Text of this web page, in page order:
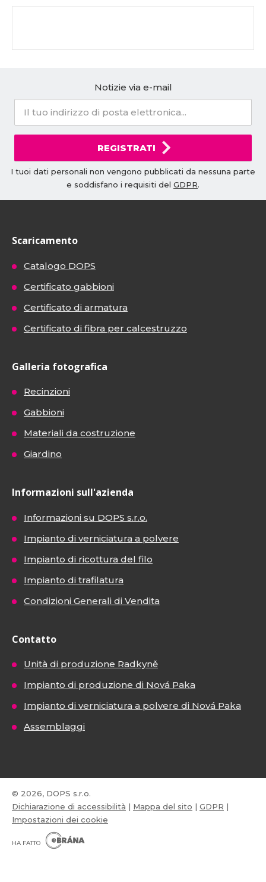
Notizie via e-mail
REGISTRATI
I tuoi dati personali non vengono pubblicati da nessuna parte
e soddisfano i requisiti del GDPR.
Scaricamento
Catalogo DOPS
Certificato gabbioni
Certificato di armatura
Certificato di fibra per calcestruzzo
Galleria fotografica
Recinzioni
Gabbioni
Materiali da costruzione
Giardino
Informazioni sull'azienda
Informazioni su DOPS s.r.o.
Impianto di verniciatura a polvere
Impianto di ricottura del filo
Impianto di trafilatura
Condizioni Generali di Vendita
Contatto
Unità di produzione Radkyně
Impianto di produzione di Nová Paka
Impianto di verniciatura a polvere di Nová Paka
Assemblaggi
© 2026, DOPS s.r.o.
Dichiarazione di accessibilità | Mappa del sito | GDPR |
Impostazioni dei cookie
HA FATTO
B